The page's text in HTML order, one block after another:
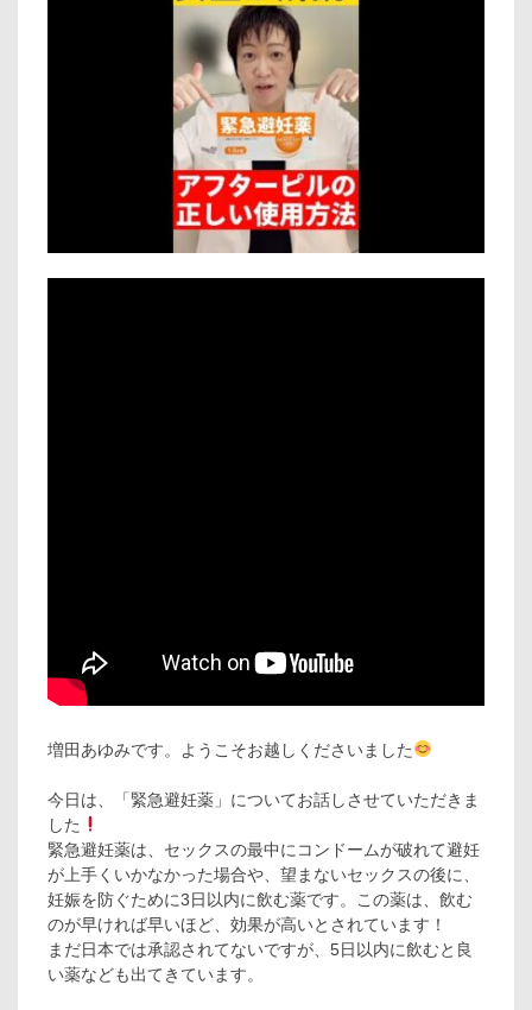
増田あゆみです。ようこそお越しくださいました
今日は、「緊急避妊薬」についてお話しさせていただきま
した
緊急避妊薬は、セックスの最中にコンドームが破れて避妊
が上手くいかなかった場合や、望まないセックスの後に、
妊娠を防ぐために3日以内に飲む薬です。この薬は、飲む
のが早ければ早いほど、効果が高いとされています！
まだ日本では承認されてないですが、5日以内に飲むと良
い薬なども出てきています。